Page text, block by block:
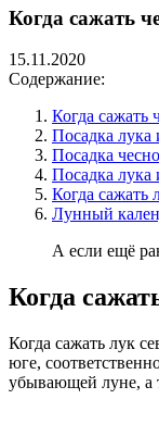
Когда сажать
15.11.2020
Содержание:
Когда сажать
Посадка лука
Посадка
Посадка лука
Когда сажать
Лунный
А если ещё
Когда
Когда сажать лук
юге,
убывающей луне, а